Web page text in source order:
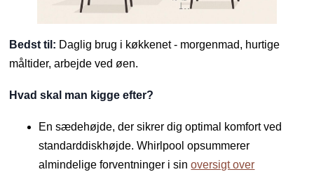
Bedst til: Daglig brug i køkkenet - morgenmad, hurtige
måltider, arbejde ved øen.
Hvad skal man kigge efter?
En sædehøjde, der sikrer dig optimal komfort ved
standarddiskhøjde. Whirlpool opsummerer
almindelige forventninger i sinoversigt over